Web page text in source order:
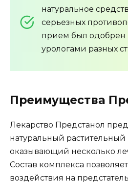
натуральное
серьезных
прием был одобрен
урологами разных
Преимущества
Лекарство Предстанол
натуральный растительный
оказывающий несколько
Состав комплекса
воздействия на